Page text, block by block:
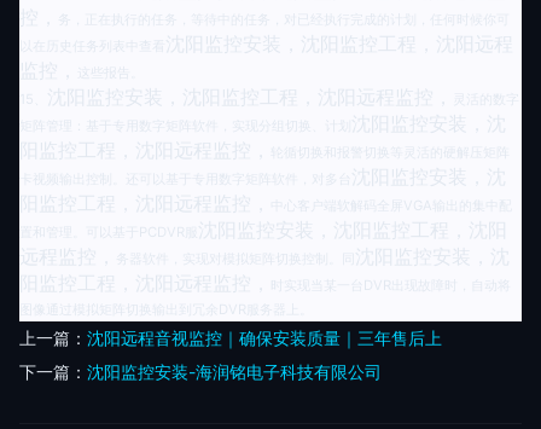
控，
务，正在执行的任务，等待中的任务，对已经执行完成的计划，任何时候你可
沈阳监控安装，沈阳监控工程，沈阳远程
监控，
沈阳监控安装，沈阳监控工程，沈阳远程监控，
灵活的数字
矩阵管理：基于专用数字矩阵软件，实现分组切换、计划
沈阳监控安装，沈
阳监控工程，沈阳远程监控，
卡视频输出控制。还可以基于专用数字矩阵软件，对多台
沈阳监控安装，沈
阳监控工程，沈阳远程监控，
置和管理。可以基于PCDVR服
沈阳监控安装，沈阳监控工程，沈阳
远程监控，
务器软件，实现对模拟矩阵切换控制。同
沈阳监控安装，沈
阳监控工程，沈阳远程监控，
时实现当某一台DVR出现故障时，自动将
图像通过模拟矩阵切换输出到冗余DVR服务器上。
上一篇： 沈阳远程音视监控｜确保安装质量｜三年售后上
下一篇： 沈阳监控安装-海润铭电子科技有限公司